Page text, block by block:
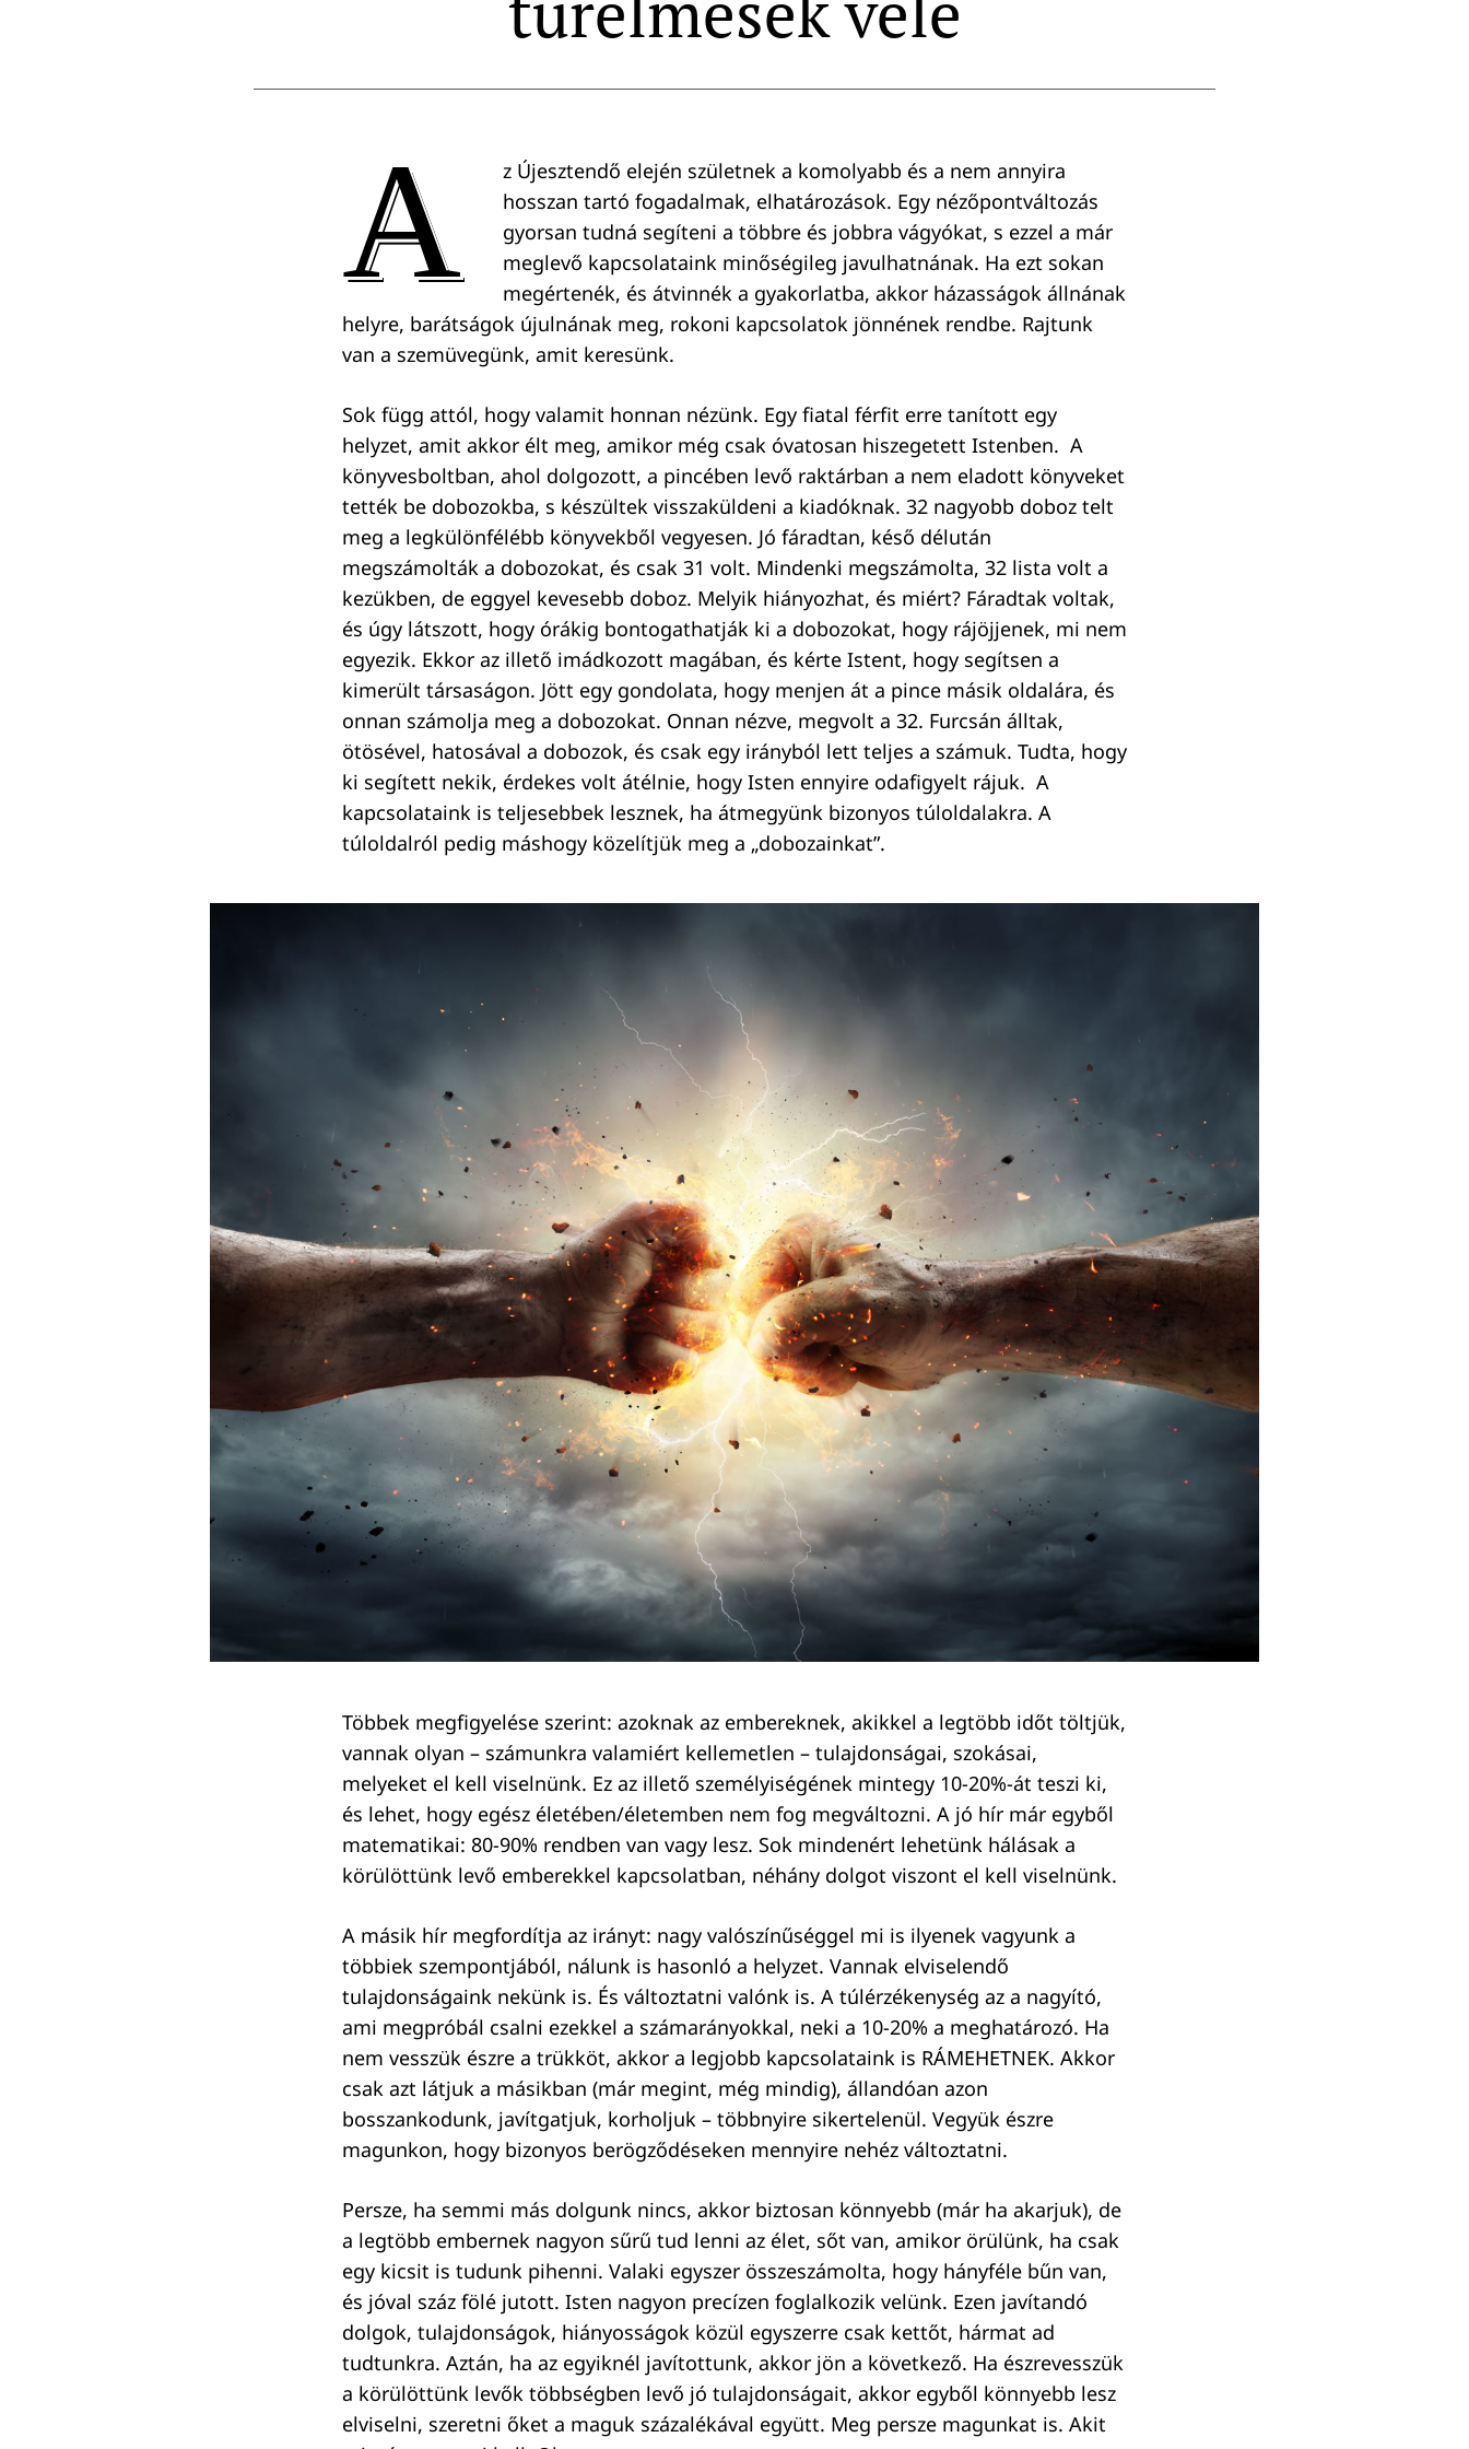
A
z Újesztendő elején születnek a komolyabb és a nem annyira
hosszan tartó fogadalmak, elhatározások. Egy nézőpontváltozás
gyorsan tudná segíteni a többre és jobbra vágyókat, s ezzel a már
meglevő kapcsolataink minőségileg javulhatnának. Ha ezt sokan
megértenék, és átvinnék a gyakorlatba, akkor házasságok állnának
helyre, barátságok újulnának meg, rokoni kapcsolatok jönnének rendbe. Rajtunk
van a szemüvegünk, amit keresünk.
Sok függ attól, hogy valamit honnan nézünk. Egy fiatal férfit erre tanított egy
helyzet, amit akkor élt meg, amikor még csak óvatosan hiszegetett Istenben. A
könyvesboltban, ahol dolgozott, a pincében levő raktárban a nem eladott könyveket
tették be dobozokba, s készültek visszaküldeni a kiadóknak. 32 nagyobb doboz telt
meg a legkülönfélébb könyvekből vegyesen. Jó fáradtan, késő délután
megszámolták a dobozokat, és csak 31 volt. Mindenki megszámolta, 32 lista volt a
kezükben, de eggyel kevesebb doboz. Melyik hiányozhat, és miért? Fáradtak voltak,
és úgy látszott, hogy órákig bontogathatják ki a dobozokat, hogy rájöjjenek, mi nem
egyezik. Ekkor az illető imádkozott magában, és kérte Istent, hogy segítsen a
kimerült társaságon. Jött egy gondolata, hogy menjen át a pince másik oldalára, és
onnan számolja meg a dobozokat. Onnan nézve, megvolt a 32. Furcsán álltak,
ötösével, hatosával a dobozok, és csak egy irányból lett teljes a számuk. Tudta, hogy
ki segített nekik, érdekes volt átélnie, hogy Isten ennyire odafigyelt rájuk. A
kapcsolataink is teljesebbek lesznek, ha átmegyünk bizonyos túloldalakra. A
túloldalról pedig máshogy közelítjük meg a „dobozainkat”.
Többek megfigyelése szerint: azoknak az embereknek, akikkel a legtöbb időt töltjük,
vannak olyan – számunkra valamiért kellemetlen – tulajdonságai, szokásai,
melyeket el kell viselnünk. Ez az illető személyiségének mintegy 10-20%-át teszi ki,
és lehet, hogy egész életében/életemben nem fog megváltozni. A jó hír már egyből
matematikai: 80-90% rendben van vagy lesz. Sok mindenért lehetünk hálásak a
körülöttünk levő emberekkel kapcsolatban, néhány dolgot viszont el kell viselnünk.
A másik hír megfordítja az irányt: nagy valószínűséggel mi is ilyenek vagyunk a
többiek szempontjából, nálunk is hasonló a helyzet. Vannak elviselendő
tulajdonságaink nekünk is. És változtatni valónk is. A túlérzékenység az a nagyító,
ami megpróbál csalni ezekkel a számarányokkal, neki a 10-20% a meghatározó. Ha
nem vesszük észre a trükköt, akkor a legjobb kapcsolataink is RÁMEHETNEK. Akkor
csak azt látjuk a másikban (már megint, még mindig), állandóan azon
bosszankodunk, javítgatjuk, korholjuk – többnyire sikertelenül. Vegyük észre
magunkon, hogy bizonyos berögződéseken mennyire nehéz változtatni.
Persze, ha semmi más dolgunk nincs, akkor biztosan könnyebb (már ha akarjuk), de
a legtöbb embernek nagyon sűrű tud lenni az élet, sőt van, amikor örülünk, ha csak
egy kicsit is tudunk pihenni. Valaki egyszer összeszámolta, hogy hányféle bűn van,
és jóval száz fölé jutott. Isten nagyon precízen foglalkozik velünk. Ezen javítandó
dolgok, tulajdonságok, hiányosságok közül egyszerre csak kettőt, hármat ad
tudtunkra. Aztán, ha az egyiknél javítottunk, akkor jön a következő. Ha észrevesszük
a körülöttünk levők többségben levő jó tulajdonságait, akkor egyből könnyebb lesz
elviselni, szeretni őket a maguk százalékával együtt. Meg persze magunkat is. Akit